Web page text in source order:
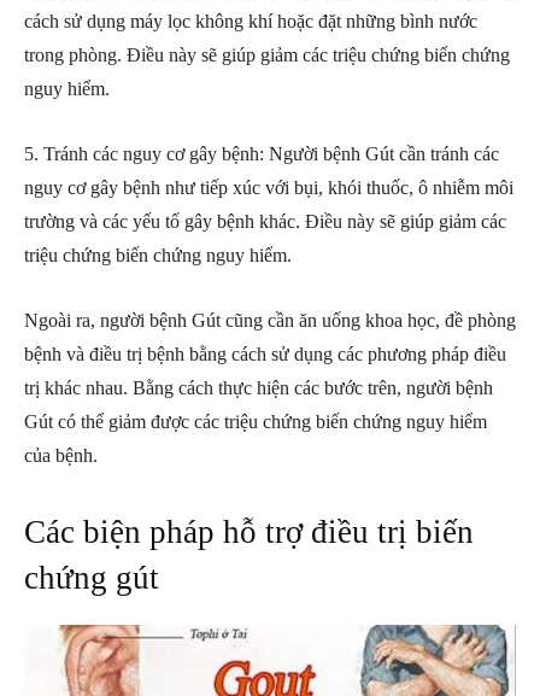
cách sử dụng máy lọc không khí hoặc đặt những bình nước
trong phòng. Điều này sẽ giúp giảm các triệu chứng biến chứng
nguy hiểm.
5. Tránh các nguy cơ gây bệnh: Người bệnh Gút cần tránh các
nguy cơ gây bệnh như tiếp xúc với bụi, khói thuốc, ô nhiễm môi
trường và các yếu tố gây bệnh khác. Điều này sẽ giúp giảm các
triệu chứng biến chứng nguy hiểm.
Ngoài ra, người bệnh Gút cũng cần ăn uống khoa học, đề phòng
bệnh và điều trị bệnh bằng cách sử dụng các phương pháp điều
trị khác nhau. Bằng cách thực hiện các bước trên, người bệnh
Gút có thể giảm được các triệu chứng biến chứng nguy hiểm
của bệnh.
Các biện pháp hỗ trợ điều trị biến
chứng gút